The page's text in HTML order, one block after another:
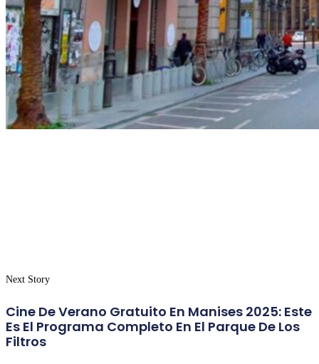
Next Story
Cine De Verano Gratuito En Manises 2025: Este
Es El Programa Completo En El Parque De Los
Filtros